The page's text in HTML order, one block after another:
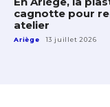
cagnotte pour
atelier
Ariège 13 juillet 2026